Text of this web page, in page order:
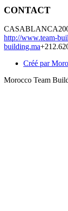
CONTACT
CASABLANCA
http://www.team-
building.ma
Créé par
Morocco Team